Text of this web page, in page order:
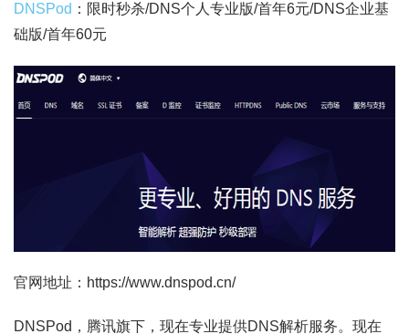
DNSPod ：限时秒杀/DNS个人专业版/首年6元/DNS企业基
础版/首年60元
官网地址：https://www.dnspod.cn/
DNSPod，腾讯旗下，现在专业提供DNS解析服务。现在